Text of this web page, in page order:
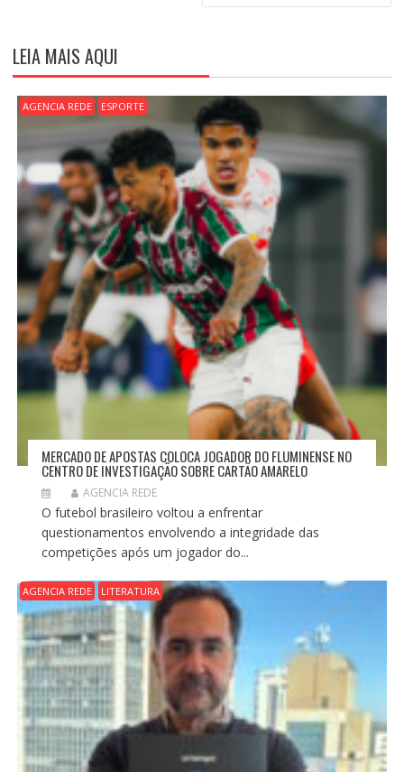
Ç
Ã
O
D
O
S
T
LEIA MAIS AQUI
AGENCIA REDE ESPORTE
MERCADO DE APOSTAS COLOCA JOGADOR DO FLUMINENSE NO
CENTRO DE INVESTIGAÇÃO SOBRE CARTÃO AMARELO
AGENCIA REDE
O futebol brasileiro voltou a enfrentar
questionamentos envolvendo a integridade das
competições após um jogador do...
AGENCIA REDE LITERATURA